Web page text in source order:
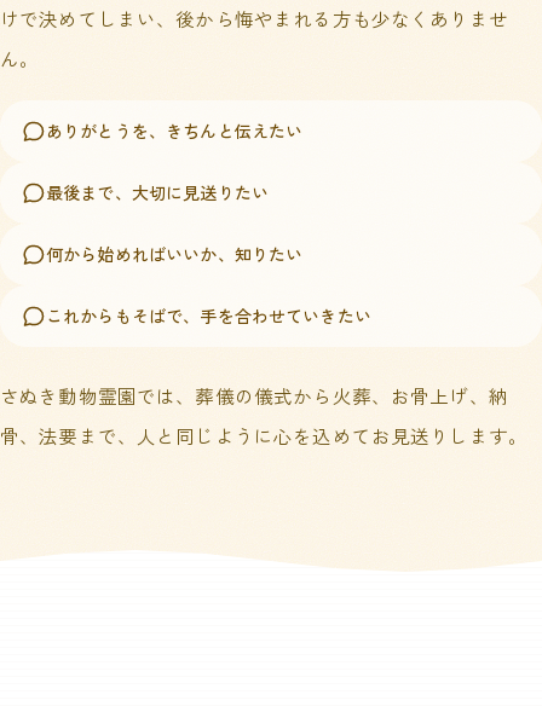
けで決めてしまい、後から悔やまれる方も少なくありませ
ん。
ありがとうを、きちんと伝えたい
最後まで、大切に見送りたい
何から始めればいいか、知りたい
これからもそばで、手を合わせていきたい
さぬき動物霊園では、葬儀の儀式から火葬、お骨上げ、納
骨、法要まで、人と同じように心を込めてお見送りします。